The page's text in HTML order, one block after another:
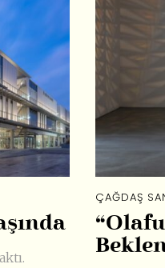
ÇAĞDAŞ